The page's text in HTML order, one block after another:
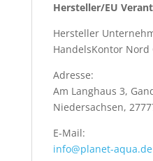
Hersteller/EU
Hersteller
HandelsKontor Nord
Adresse:
Am Langhaus 3,
Niedersachsen,
E-Mail:
info@planet-aqua.de